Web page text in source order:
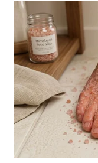
WN
MALUT
WN
DAIRI
WN
DANAU
TOBA